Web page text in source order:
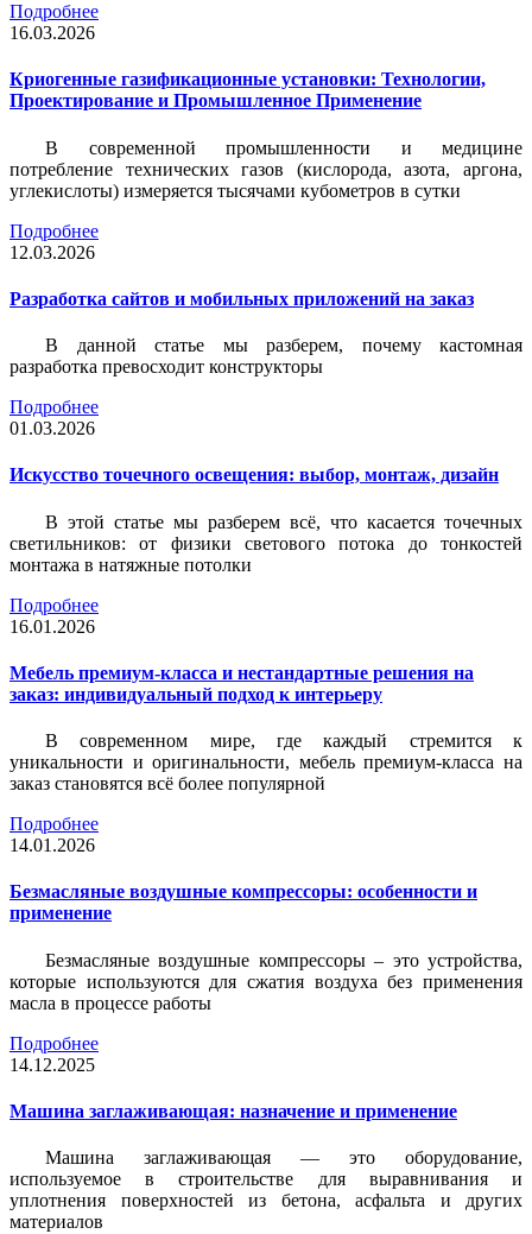
Подробнее
16.03.2026
Криогенные газификационные установки: Технологии,
Проектирование и Промышленное Применение
В современной промышленности и медицине
потребление технических газов (кислорода, азота, аргона,
углекислоты) измеряется тысячами кубометров в сутки
Подробнее
12.03.2026
Разработка сайтов и мобильных приложений на заказ
В данной статье мы разберем, почему кастомная
разработка превосходит конструкторы
Подробнее
01.03.2026
Искусство точечного освещения: выбор, монтаж, дизайн
В этой статье мы разберем всё, что касается точечных
светильников: от физики светового потока до тонкостей
монтажа в натяжные потолки
Подробнее
16.01.2026
Мебель премиум-класса и нестандартные решения на
заказ: индивидуальный подход к интерьеру
В современном мире, где каждый стремится к
уникальности и оригинальности, мебель премиум-класса на
заказ становятся всё более популярной
Подробнее
14.01.2026
Безмасляные воздушные компрессоры: особенности и
применение
Безмасляные воздушные компрессоры – это устройства,
которые используются для сжатия воздуха без применения
масла в процессе работы
Подробнее
14.12.2025
Машина заглаживающая: назначение и применение
Машина заглаживающая — это оборудование,
используемое в строительстве для выравнивания и
уплотнения поверхностей из бетона, асфальта и других
материалов